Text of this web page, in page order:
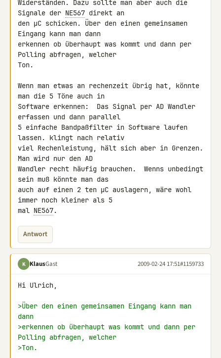
Widerständen. Dazu sollte man aber auch die
Signale der NE567 direkt an
den µC schicken. Über den einen gemeinsamen
Eingang kann man dann
erkennen ob überhaupt was kommt und dann per
Polling abfragen, welcher
Ton.
Wenn man etwas an rechenzeit übrig hat, könnte
man die 5 Töne auch in
Software erkennen:  Das Signal per AD Wandler
erfassen und dann parallel
5 einfache Bandpaßfilter in Software laufen
lassen. klingt nach relativ
viel Rechenleistung, hält sich aber in Grenzen.
Man wird nur den AD
Wandler recht häufig brauchen.  Wenns unbedingt
sein muß könnte man das
auch auf einen 2 ten µC auslagern, wäre wohl
immer noch kleiner als 5
mal NE567.
Antwort
K KlausGast 2009-02-24 17:51#1159733
Hi Ulrich,
>Über den einen gemeinsamen Eingang kann man
dann
>erkennen ob überhaupt was kommt und dann per
Polling abfragen, welcher
>Ton.